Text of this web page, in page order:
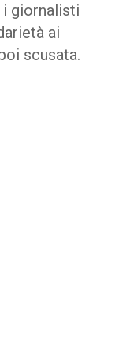
giornalisti
ai
scusata.